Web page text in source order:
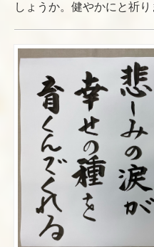
しょうか。健やかにと祈